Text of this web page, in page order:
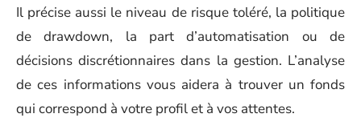
Il précise aussi le niveau de risque toléré, la politique
de drawdown, la part d’automatisation ou de
décisions discrétionnaires dans la gestion. L’analyse
de ces informations vous aidera à trouver un fonds
qui correspond à votre profil et à vos attentes.